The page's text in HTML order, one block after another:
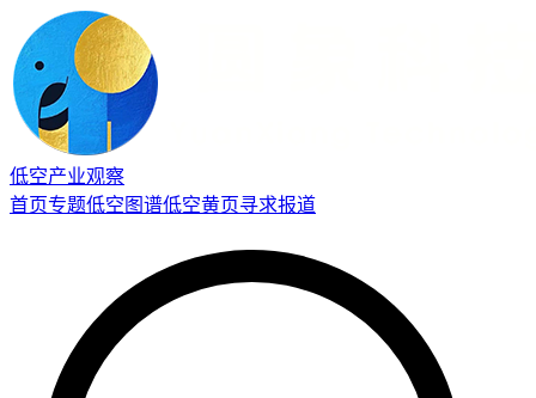
低空产业观察
首页专题低空图谱低空黄页寻求报道